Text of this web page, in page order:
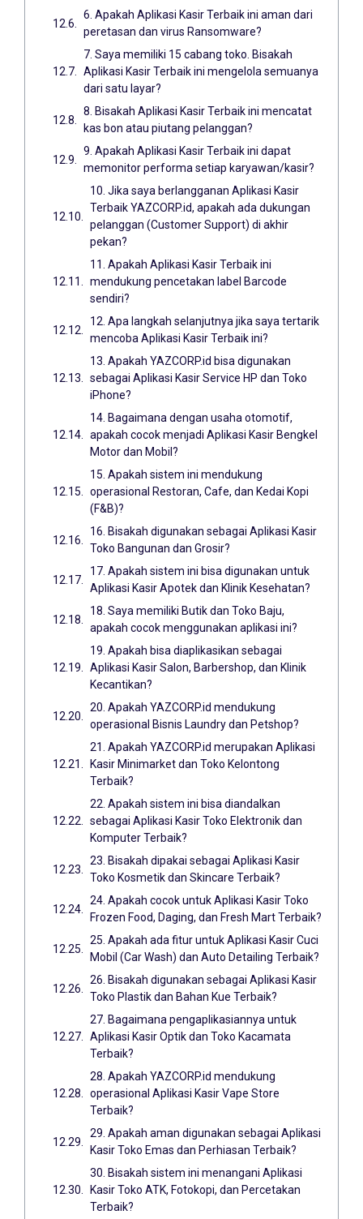
6. Apakah Aplikasi Kasir Terbaik ini aman dari
peretasan dan virus Ransomware?
7. Saya memiliki 15 cabang toko. Bisakah
Aplikasi Kasir Terbaik ini mengelola semuanya
dari satu layar?
8. Bisakah Aplikasi Kasir Terbaik ini mencatat
kas bon atau piutang pelanggan?
9. Apakah Aplikasi Kasir Terbaik ini dapat
memonitor performa setiap karyawan/kasir?
10. Jika saya berlangganan Aplikasi Kasir
Terbaik YAZCORP.id, apakah ada dukungan
pelanggan (Customer Support) di akhir
pekan?
11. Apakah Aplikasi Kasir Terbaik ini
mendukung pencetakan label Barcode
sendiri?
12. Apa langkah selanjutnya jika saya tertarik
mencoba Aplikasi Kasir Terbaik ini?
13. Apakah YAZCORP.id bisa digunakan
sebagai Aplikasi Kasir Service HP dan Toko
iPhone?
14. Bagaimana dengan usaha otomotif,
apakah cocok menjadi Aplikasi Kasir Bengkel
Motor dan Mobil?
15. Apakah sistem ini mendukung
operasional Restoran, Cafe, dan Kedai Kopi
(F&B)?
16. Bisakah digunakan sebagai Aplikasi Kasir
Toko Bangunan dan Grosir?
17. Apakah sistem ini bisa digunakan untuk
Aplikasi Kasir Apotek dan Klinik Kesehatan?
18. Saya memiliki Butik dan Toko Baju,
apakah cocok menggunakan aplikasi ini?
19. Apakah bisa diaplikasikan sebagai
Aplikasi Kasir Salon, Barbershop, dan Klinik
Kecantikan?
20. Apakah YAZCORP.id mendukung
operasional Bisnis Laundry dan Petshop?
21. Apakah YAZCORP.id merupakan Aplikasi
Kasir Minimarket dan Toko Kelontong
Terbaik?
22. Apakah sistem ini bisa diandalkan
sebagai Aplikasi Kasir Toko Elektronik dan
Komputer Terbaik?
23. Bisakah dipakai sebagai Aplikasi Kasir
Toko Kosmetik dan Skincare Terbaik?
24. Apakah cocok untuk Aplikasi Kasir Toko
Frozen Food, Daging, dan Fresh Mart Terbaik?
25. Apakah ada fitur untuk Aplikasi Kasir Cuci
Mobil (Car Wash) dan Auto Detailing Terbaik?
26. Bisakah digunakan sebagai Aplikasi Kasir
Toko Plastik dan Bahan Kue Terbaik?
27. Bagaimana pengaplikasiannya untuk
Aplikasi Kasir Optik dan Toko Kacamata
Terbaik?
28. Apakah YAZCORP.id mendukung
operasional Aplikasi Kasir Vape Store
Terbaik?
29. Apakah aman digunakan sebagai Aplikasi
Kasir Toko Emas dan Perhiasan Terbaik?
30. Bisakah sistem ini menangani Aplikasi
Kasir Toko ATK, Fotokopi, dan Percetakan
Terbaik?